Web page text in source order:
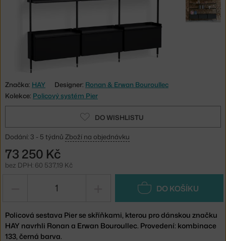
Značka: HAY Designer: Ronan & Erwan Bouroullec
Kolekce: Policový systém Pier
DO WISHLISTU
Dodání: 3 - 5 týdnů Zboží na objednávku
73 250 Kč
bez DPH: 60 537,19 Kč
DO KOŠÍKU
Policová sestava Pier se skříňkami, kterou pro dánskou značku
HAY navrhli Ronan a Erwan Bouroullec. Provedení: kombinace
133, černá barva.